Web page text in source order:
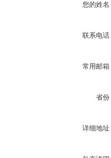
您的姓名
联系电话
常用邮箱
省份
详细地址